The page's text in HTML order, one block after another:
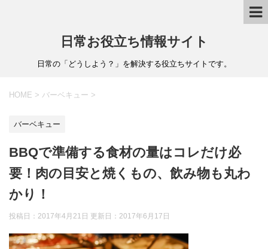
日常お役立ち情報サイト
日常の「どうしよう？」を解決する役立ちサイトです。
HOME > バーベキュー >
バーベキュー
BBQで準備する食材の量はコレだけ必
要！肉の目安と焼くもの、飲み物も丸わ
かり！
投稿日：2017年4月21日 更新日： 2017年6月17日